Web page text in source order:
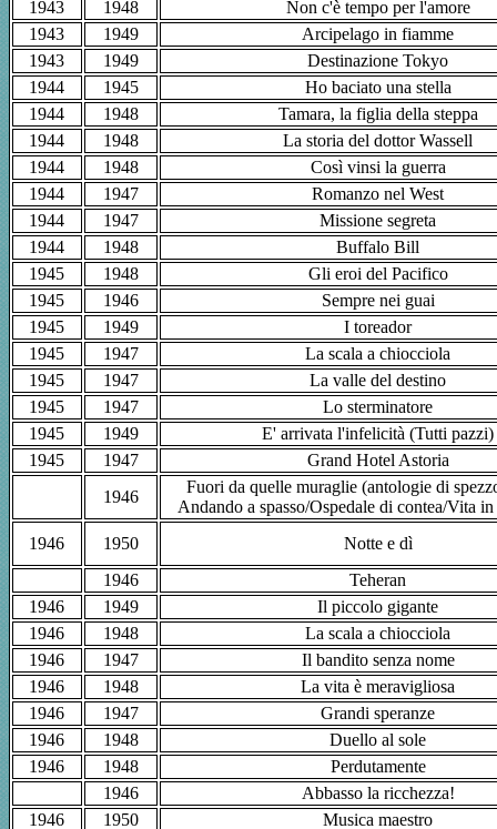
1943 1948
Non c'è tempo per l'amore
1943
1949
Arcipelago in fiamme
1943
1949
Destinazione Tokyo
1944
1945
Ho baciato una stella
1944
1948
Tamara, la figlia della steppa
1944
1948
La storia del dottor Wassell
1944
1948
Così vinsi la guerra
1944
1947
Romanzo nel West
1944
1947
Missione segreta
1944
1948
Buffalo Bill
1945
1948
Gli eroi del Pacifico
1945
1946
Sempre nei guai
1945
1949
I toreador
1945
1947
La scala a chiocciola
1945
1947
La valle del destino
1945
1947
Lo sterminatore
1945
1949
E' arrivata l'infelicità (Tutti pazzi)
1945
1947
Grand Hotel Astoria
1946
Fuori da quelle muraglie (antologie di
Andando a spasso/Ospedale di contea/Vita
1946
1950
Notte e dì
1946
Teheran
1946
1949
Il piccolo gigante
1946
1948
La scala a chiocciola
1946
1947
Il bandito senza nome
1946
1948
La vita è meravigliosa
1946
1947
Grandi speranze
1946
1948
Duello al sole
1946
1948
Perdutamente
1946
Abbasso la ricchezza!
1946
1950 Musica maestro